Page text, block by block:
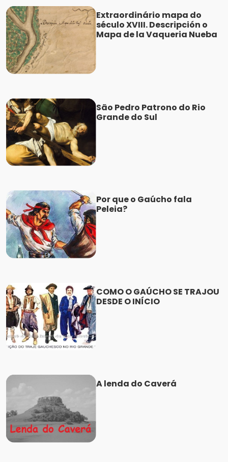
Extraordinário mapa do
século XVIII. Descripción o
Mapa de la Vaqueria Nueba
São Pedro Patrono do Rio
Grande do Sul
Por que o Gaúcho fala
Peleia?
COMO O GAÚCHO SE TRAJOU
DESDE O INÍCIO
A lenda do Caverá